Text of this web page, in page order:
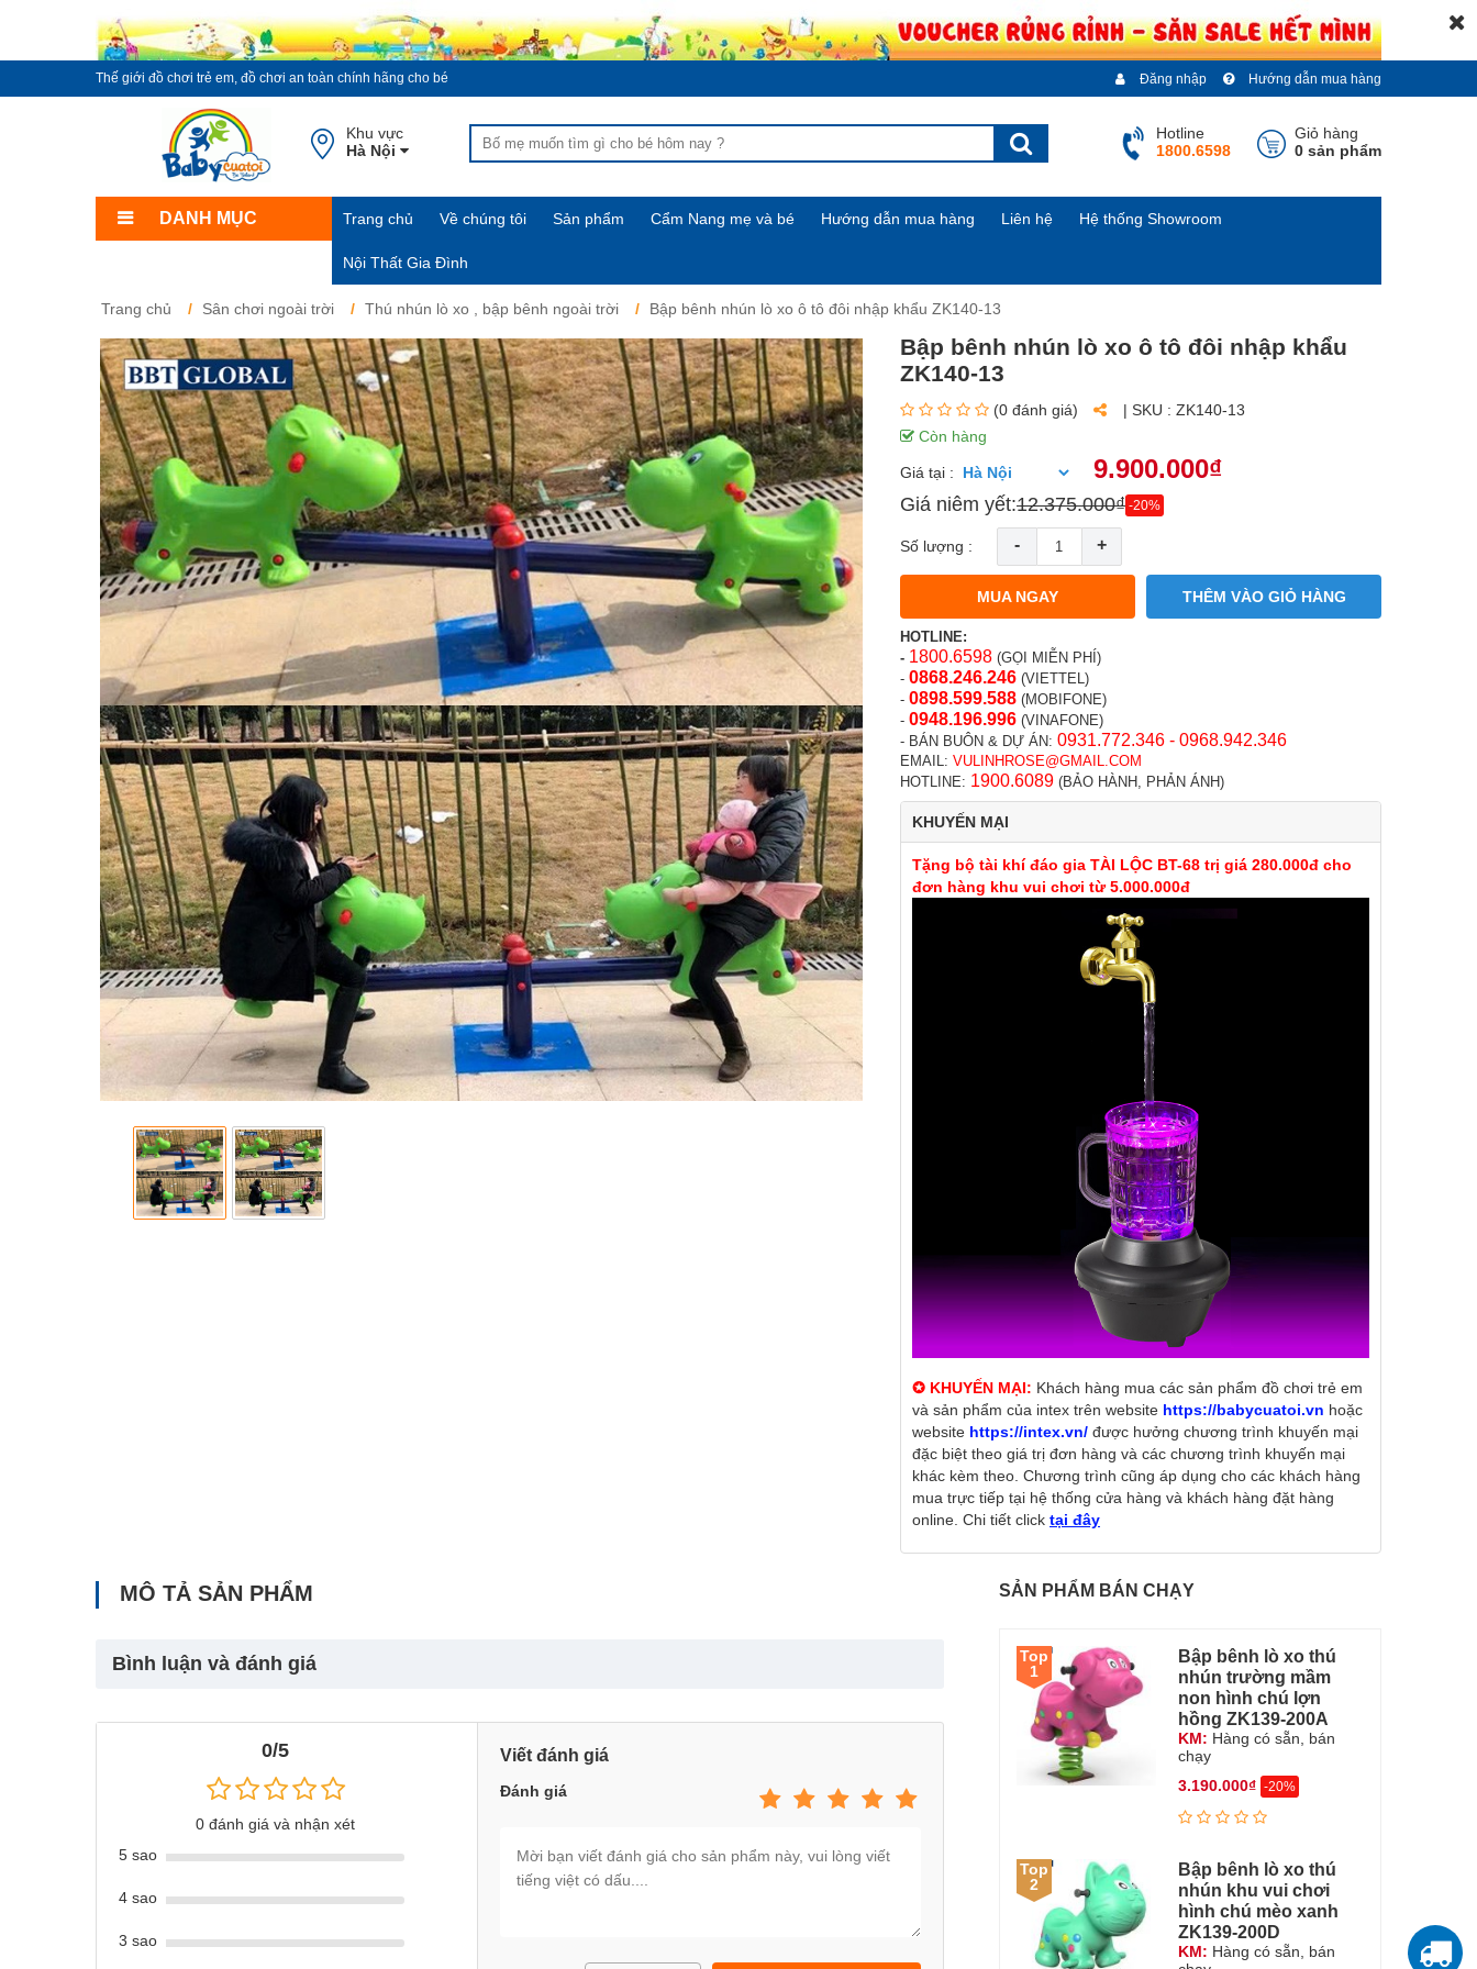
Thế giới đồ chơi trẻ em, đồ chơi an toàn chính hãng cho bé Hướng dẫn mua hàng
Đăng nhập
Khu vực
Hà Nội
Giỏ hàng
0 sản phẩm
Hotline
1800.6598
DANH MỤC Trang chủ Về chúng tôi Sản phẩm Cẩm Nang mẹ và bé Hướng dẫn mua hàng Liên hệ Hệ thống Showroom
Nội Thất Gia Đình
Trang chủ Sân chơi ngoài trời Thú nhún lò xo , bập bênh ngoài trời Bập bênh nhún lò xo ô tô đôi nhập khẩu ZK140-13
Bập bênh nhún lò xo ô tô đôi nhập khẩu
ZK140-13
(0 đánh giá) | SKU : ZK140-13
Còn hàng
Giá tại : 9.900.000₫
Giá niêm yết:12.375.000₫ -20%
Số lượng : - +
MUA NGAY THÊM VÀO GIỎ HÀNG
HOTLINE:
- 1800.6598 (GỌI MIỄN PHÍ)
- 0868.246.246 (VIETTEL)
- 0898.599.588 (MOBIFONE)
- 0948.196.996 (VINAFONE)
- BÁN BUÔN & DỰ ÁN: 0931.772.346 - 0968.942.346
EMAIL: VULINHROSE@GMAIL.COM
HOTLINE: 1900.6089 (BẢO HÀNH, PHẢN ÁNH)
KHUYẾN MẠI
Tặng bộ tài khí đáo gia TÀI LỘC BT-68 trị giá 280.000đ cho
đơn hàng khu vui chơi từ 5.000.000đ
✪ KHUYẾN MẠI: Khách hàng mua các sản phẩm đồ chơi trẻ em
và sản phẩm của intex trên website https://babycuatoi.vn hoặc
website https://intex.vn/ được hưởng chương trình khuyến mại
đặc biệt theo giá trị đơn hàng và các chương trình khuyến mại
khác kèm theo. Chương trình cũng áp dụng cho các khách hàng
mua trực tiếp tại hệ thống cửa hàng và khách hàng đặt hàng
online. Chi tiết click tại đây
MÔ TẢ SẢN PHẨM
Bình luận và đánh giá
0/5
0 đánh giá và nhận xét
5 sao
4 sao
3 sao
Viết đánh giá
Đánh giá
SẢN PHẨM BÁN CHẠY
Top
1
Bập bênh lò xo thú
nhún trường mầm
non hình chú lợn
hồng ZK139-200A
KM: Hàng có sẵn, bán
chạy
3.190.000₫ -20%
Top
2
Bập bênh lò xo thú
nhún khu vui chơi
hình chú mèo xanh
ZK139-200D
KM: Hàng có sẵn, bán